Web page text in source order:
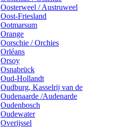
Oosterweel / Austruweel
Oost-Friesland
Ootmarsum
Orange
Oorschie / Orchies
Orléans
Orsoy
Osnabrück
Oud-Hollandt
Oudburg, Kasselrij van de
Oudenaarde /Audenarde
Oudenbosch
Oudewater
Overijssel